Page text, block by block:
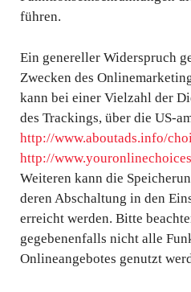
führen.
Ein genereller Widerspruch
Zwecken des
kann bei einer Vielzahl der
des Trackings, über die US-
http://www.aboutads.info/
http://
Weiteren kann die
deren Abschaltung in den
erreicht werden. Bitte
gegebenenfalls nicht alle
Onlineangebotes genutzt